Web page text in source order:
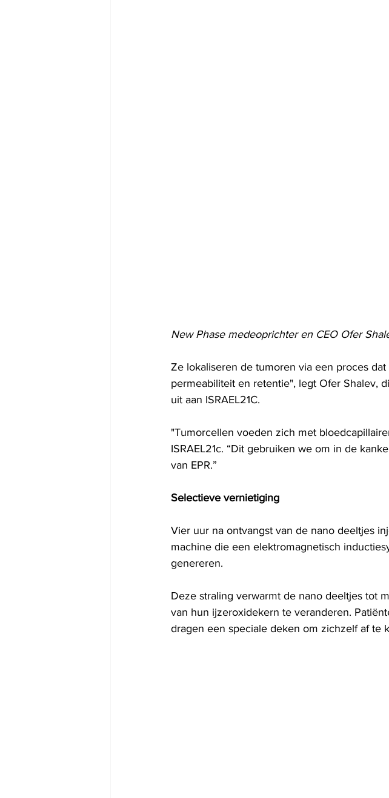
New Phase medeoprichter en CEO Ofer
Ze lokaliseren de tumoren via een proces
permeabiliteit en retentie", legt Ofer Shalev,
uit aan ISRAEL21C.
"Tumorcellen voeden zich met
ISRAEL21c. “Dit gebruiken we om in de
van EPR.”
Selectieve vernietiging
Vier uur na ontvangst van de nano deeltjes
machine die een elektromagnetisch
genereren.
Deze straling verwarmt de nano deeltjes tot
van hun ijzeroxidekern te veranderen.
dragen een speciale deken om zichzelf af te